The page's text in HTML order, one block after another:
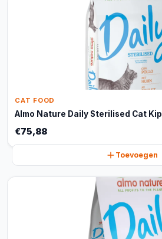
CAT FOOD
Almo Nature Daily Sterilised Cat Kip
€75,88
Toevoegen